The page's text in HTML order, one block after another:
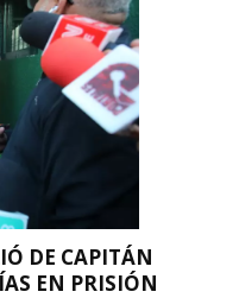
DE CAPITÁN
EN PRISIÓN